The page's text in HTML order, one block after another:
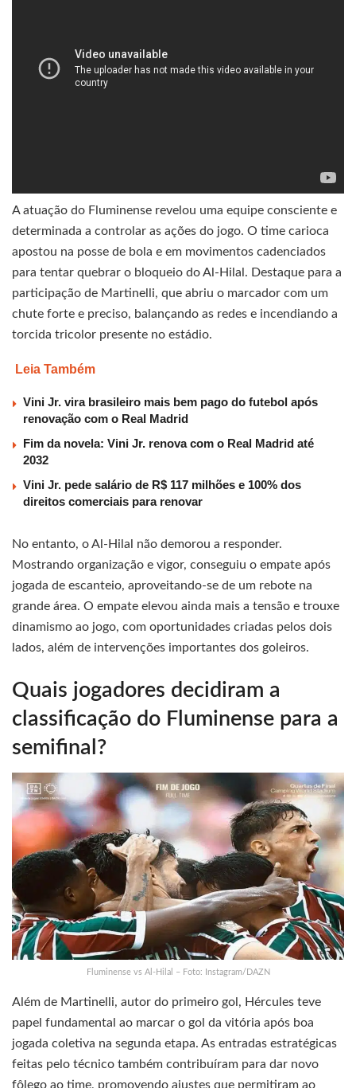
A atuação do Fluminense revelou uma equipe consciente e
determinada a controlar as ações do jogo. O time carioca
apostou na posse de bola e em movimentos cadenciados
para tentar quebrar o bloqueio do Al-Hilal. Destaque para a
participação de Martinelli, que abriu o marcador com um
chute forte e preciso, balançando as redes e incendiando a
torcida tricolor presente no estádio.
Leia Também
Vini Jr. vira brasileiro mais bem pago do futebol após
renovação com o Real Madrid
Fim da novela: Vini Jr. renova com o Real Madrid até
2032
Vini Jr. pede salário de R$ 117 milhões e 100% dos
direitos comerciais para renovar
No entanto, o Al-Hilal não demorou a responder.
Mostrando organização e vigor, conseguiu o empate após
jogada de escanteio, aproveitando-se de um rebote na
grande área. O empate elevou ainda mais a tensão e trouxe
dinamismo ao jogo, com oportunidades criadas pelos dois
lados, além de intervenções importantes dos goleiros.
Quais jogadores decidiram a
classificação do Fluminense para a
semifinal?
Fluminense vs Al-Hilal – Foto: Instagram/DAZN
Além de Martinelli, autor do primeiro gol, Hércules teve
papel fundamental ao marcar o gol da vitória após boa
jogada coletiva na segunda etapa. As entradas estratégicas
feitas pelo técnico também contribuíram para dar novo
fôlego ao time, promovendo ajustes que permitiram ao